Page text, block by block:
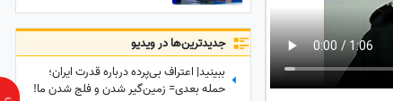
وحشیانه‌ای را انجام داد!
جدید‌ترین‌ها در ویدیو
ببینید| اعتراف بی‌پرده درباره قدرت ایران؛
حمله بعدی= زمین‌گیر شدن و فلج شدن ما!